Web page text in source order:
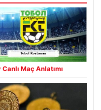
Maç Anlatımı